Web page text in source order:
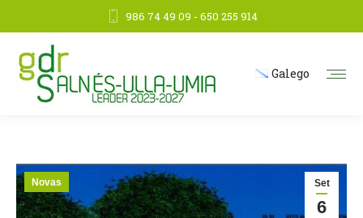
986 74 49 09 - 650 255 914
Galego
Set
6
Novas